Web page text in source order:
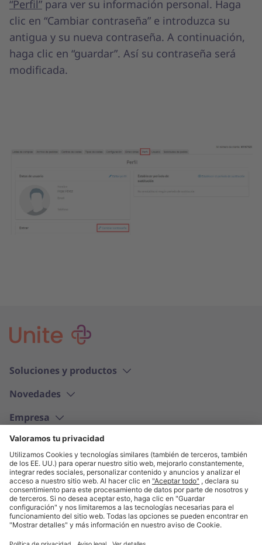
“Perfil” para ver su información personal. Haga
clic en “Cambiar contraseña” e introduzca su
antigua y su nueva contraseña. A continuación,
haga clic en “guardar”. Así su contraseña será
modificada.
Soluciones y productos
Novedades
Empresa